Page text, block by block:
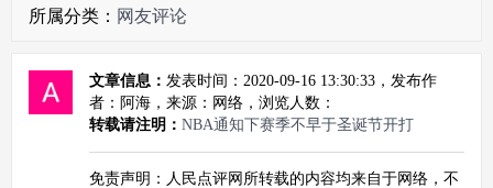
所属分类： 网友评论
文章信息： 发表时间：2020-09-16 13:30:33，发布作
者：阿海，来源：网络，浏览人数：
转载请注明： NBA通知下赛季不早于圣诞节开打
免责声明：人民点评网所转载的内容均来自于网络，不